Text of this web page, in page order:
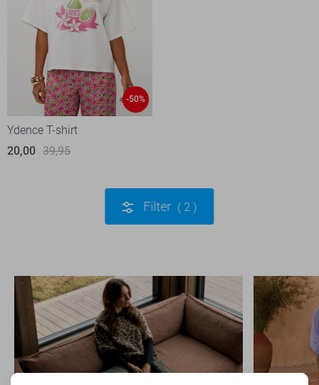
-50%
Ydence T-shirt
20,00 39,95
Filter 2